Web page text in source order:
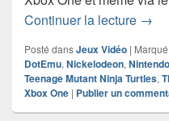
Continuer la lecture →
Posté dansJeux Vidéo |
DotEmu, Nickelodeon,
Teenage Mutant Ninja Turtles,
Xbox One | Publier un